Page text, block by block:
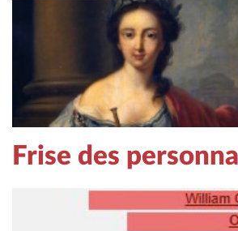
Frise des